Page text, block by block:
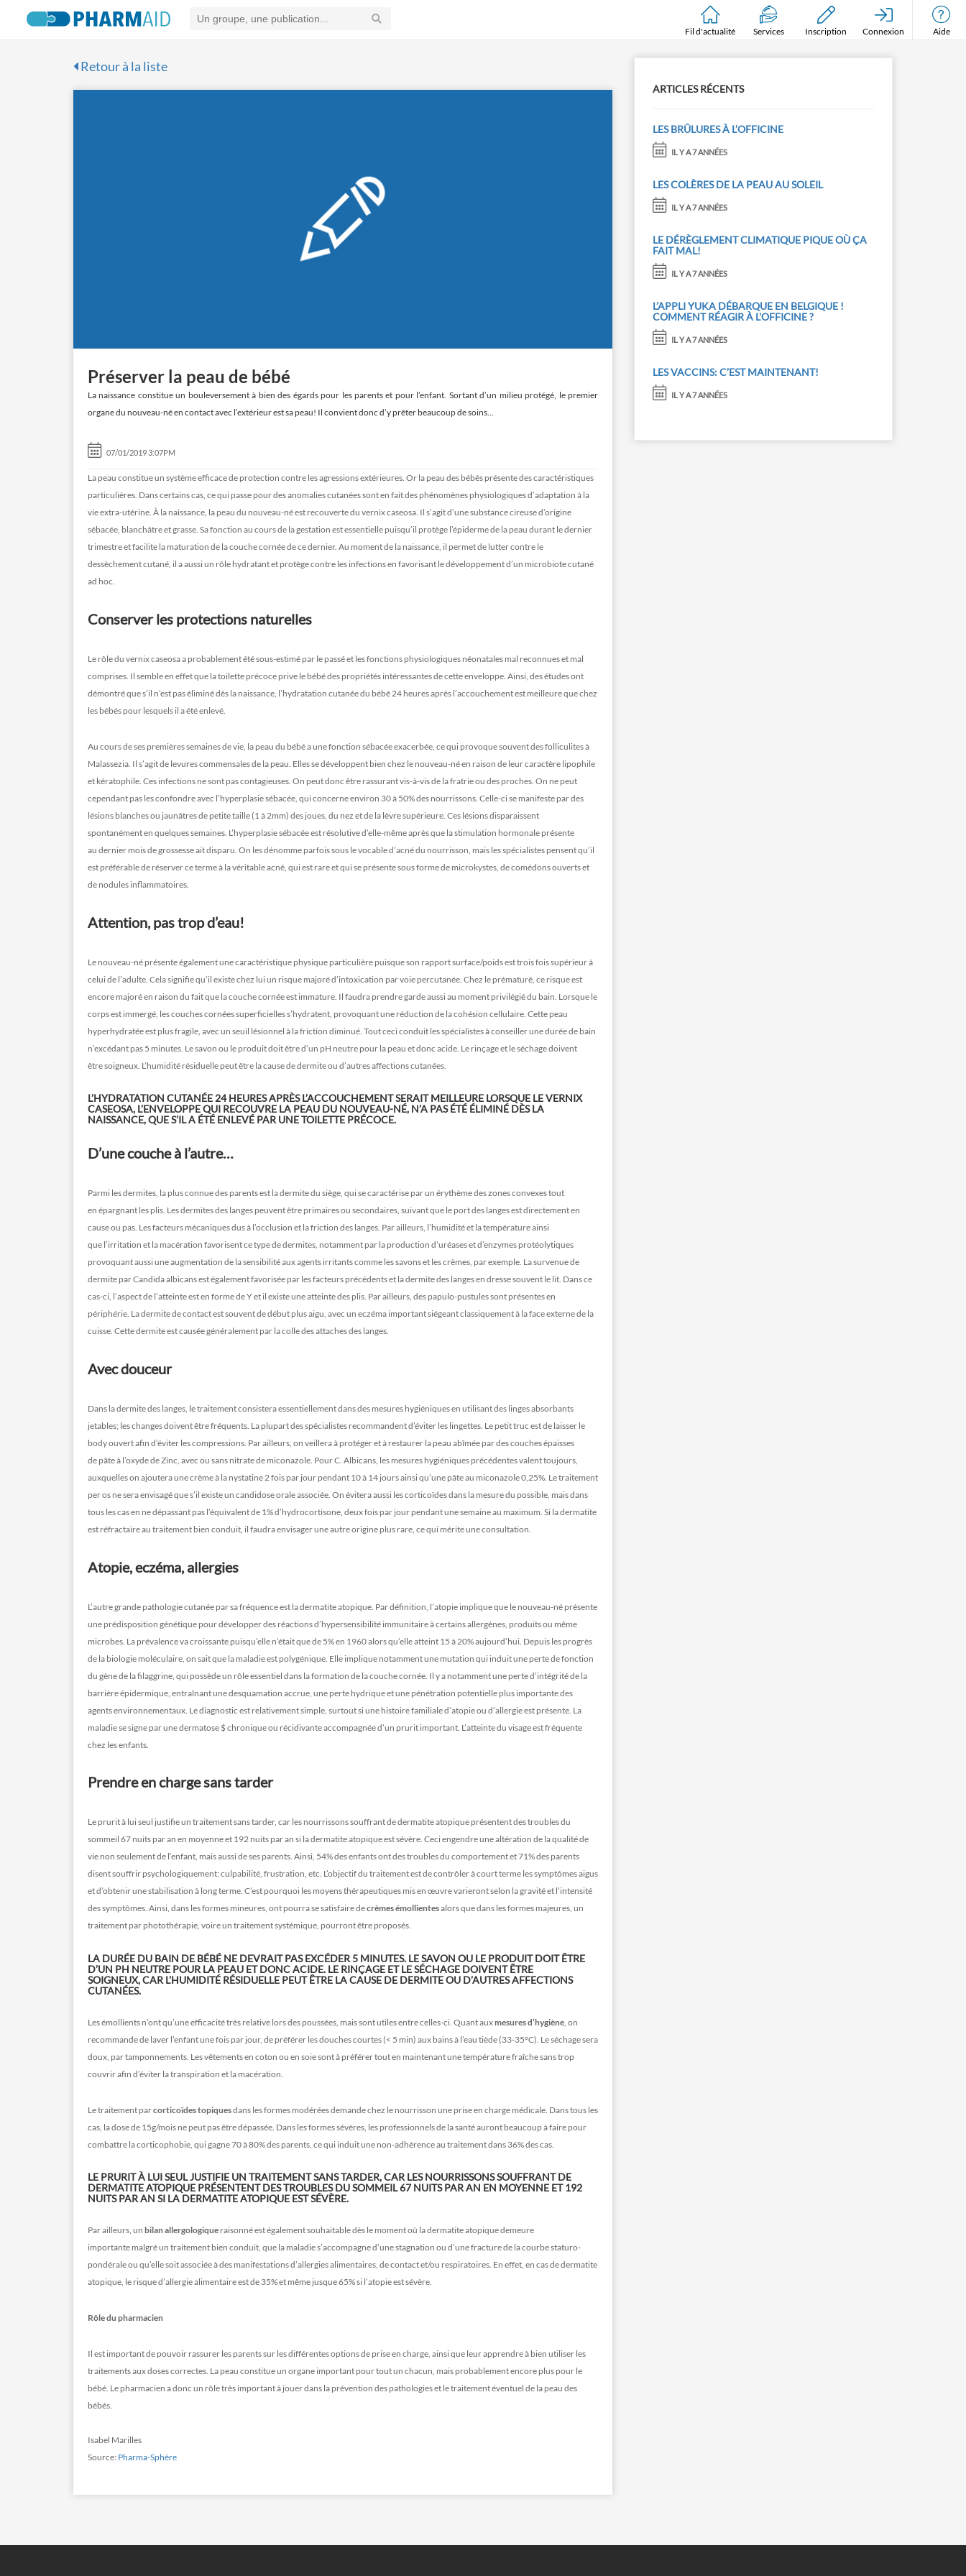
Fil d'actualité Services Inscription Connexion Aide
Retour à la liste
Préserver la peau de bébé
La naissance constitue un bouleversement à bien des égards pour les parents et pour l’enfant. Sortant d’un milieu protégé, le premier
organe du nouveau-né en contact avec l’extérieur est sa peau! Il convient donc d’y prêter beaucoup de soins…
07/01/2019 3:07PM
La peau constitue un système efficace de protection contre les agressions extérieures. Or la peau des bébés présente des caractéristiques
particulières. Dans certains cas, ce qui passe pour des anomalies cutanées sont en fait des phénomènes physiologiques d’adaptation à la
vie extra-utérine. À la naissance, la peau du nouveau-né est recouverte du vernix caseosa. Il s’agit d’une substance cireuse d’origine
sébacée, blanchâtre et grasse. Sa fonction au cours de la gestation est essentielle puisqu’il protège l’épiderme de la peau durant le dernier
trimestre et facilite la maturation de la couche cornée de ce dernier. Au moment de la naissance, il permet de lutter contre le
dessèchement cutané, il a aussi un rôle hydratant et protège contre les infections en favorisant le développement d’un microbiote cutané
ad hoc.
Conserver les protections naturelles
Le rôle du vernix caseosa a probablement été sous-estimé par le passé et les fonctions physiologiques néonatales mal reconnues et mal
comprises. Il semble en effet que la toilette précoce prive le bébé des propriétés intéressantes de cette enveloppe. Ainsi, des études ont
démontré que s’il n’est pas éliminé dès la naissance, l’hydratation cutanée du bébé 24 heures après l’accouchement est meilleure que chez
les bébés pour lesquels il a été enlevé.
Au cours de ses premières semaines de vie, la peau du bébé a une fonction sébacée exacerbée, ce qui provoque souvent des folliculites à
Malassezia. Il s’agit de levures commensales de la peau. Elles se développent bien chez le nouveau-né en raison de leur caractère lipophile
et kératophile. Ces infections ne sont pas contagieuses. On peut donc être rassurant vis-à-vis de la fratrie ou des proches. On ne peut
cependant pas les confondre avec l’hyperplasie sébacée, qui concerne environ 30 à 50% des nourrissons. Celle-ci se manifeste par des
lésions blanches ou jaunâtres de petite taille (1 à 2mm) des joues, du nez et de la lèvre supérieure. Ces lésions disparaissent
spontanément en quelques semaines. L’hyperplasie sébacée est résolutive d’elle-même après que la stimulation hormonale présente
au dernier mois de grossesse ait disparu. On les dénomme parfois sous le vocable d’acné du nourrisson, mais les spécialistes pensent qu’il
est préférable de réserver ce terme à la véritable acné, qui est rare et qui se présente sous forme de microkystes, de comédons ouverts et
de nodules inflammatoires.
Attention, pas trop d’eau!
Le nouveau-né présente également une caractéristique physique particulière puisque son rapport surface/poids est trois fois supérieur à
celui de l’adulte. Cela signifie qu’il existe chez lui un risque majoré d’intoxication par voie percutanée. Chez le prématuré, ce risque est
encore majoré en raison du fait que la couche cornée est immature. Il faudra prendre garde aussi au moment privilégié du bain. Lorsque le
corps est immergé, les couches cornées superficielles s’hydratent, provoquant une réduction de la cohésion cellulaire. Cette peau
hyperhydratée est plus fragile, avec un seuil lésionnel à la friction diminué. Tout ceci conduit les spécialistes à conseiller une durée de bain
n’excédant pas 5 minutes. Le savon ou le produit doit être d’un pH neutre pour la peau et donc acide. Le rinçage et le séchage doivent
être soigneux. L’humidité résiduelle peut être la cause de dermite ou d’autres affections cutanées.
L’HYDRATATION CUTANÉE 24 HEURES APRÈS L’ACCOUCHEMENT SERAIT MEILLEURE LORSQUE LE VERNIX
CASEOSA, L’ENVELOPPE QUI RECOUVRE LA PEAU DU NOUVEAU-NÉ, N’A PAS ÉTÉ ÉLIMINÉ DÈS LA
NAISSANCE, QUE S’IL A ÉTÉ ENLEVÉ PAR UNE TOILETTE PRÉCOCE.
D’une couche à l’autre…
Parmi les dermites, la plus connue des parents est la dermite du siège, qui se caractérise par un érythème des zones convexes tout
en épargnant les plis. Les dermites des langes peuvent être primaires ou secondaires, suivant que le port des langes est directement en
cause ou pas. Les facteurs mécaniques dus à l’occlusion et la friction des langes. Par ailleurs, l’humidité et la température ainsi
que l’irritation et la macération favorisent ce type de dermites, notamment par la production d’uréases et d’enzymes protéolytiques
provoquant aussi une augmentation de la sensibilité aux agents irritants comme les savons et les crèmes, par exemple. La survenue de
dermite par Candida albicans est également favorisée par les facteurs précédents et la dermite des langes en dresse souvent le lit. Dans ce
cas-ci, l’aspect de l’atteinte est en forme de Y et il existe une atteinte des plis. Par ailleurs, des papulo-pustules sont présentes en
périphérie. La dermite de contact est souvent de début plus aigu, avec un eczéma important siégeant classiquement à la face externe de la
cuisse. Cette dermite est causée généralement par la colle des attaches des langes.
Avec douceur
Dans la dermite des langes, le traitement consistera essentiellement dans des mesures hygiéniques en utilisant des linges absorbants
jetables; les changes doivent être fréquents. La plupart des spécialistes recommandent d’éviter les lingettes. Le petit truc est de laisser le
body ouvert afin d’éviter les compressions. Par ailleurs, on veillera à protéger et à restaurer la peau abîmée par des couches épaisses
de pâte à l’oxyde de Zinc, avec ou sans nitrate de miconazole. Pour C. Albicans, les mesures hygiéniques précédentes valent toujours,
auxquelles on ajoutera une crème à la nystatine 2 fois par jour pendant 10 à 14 jours ainsi qu’une pâte au miconazole 0,25%. Le traitement
per os ne sera envisagé que s’il existe un candidose orale associée. On évitera aussi les corticoïdes dans la mesure du possible, mais dans
tous les cas en ne dépassant pas l’équivalent de 1% d’hydrocortisone, deux fois par jour pendant une semaine au maximum. Si la dermatite
est réfractaire au traitement bien conduit, il faudra envisager une autre origine plus rare, ce qui mérite une consultation.
Atopie, eczéma, allergies
L’autre grande pathologie cutanée par sa fréquence est la dermatite atopique. Par définition, l’atopie implique que le nouveau-né présente
une prédisposition génétique pour développer des réactions d’hypersensibilité immunitaire à certains allergènes, produits ou même
microbes. La prévalence va croissante puisqu’elle n’était que de 5% en 1960 alors qu’elle atteint 15 à 20% aujourd’hui. Depuis les progrès
de la biologie moléculaire, on sait que la maladie est polygénique. Elle implique notamment une mutation qui induit une perte de fonction
du gène de la filaggrine, qui possède un rôle essentiel dans la formation de la couche cornée. Il y a notamment une perte d’intégrité de la
barrière épidermique, entraînant une desquamation accrue, une perte hydrique et une pénétration potentielle plus importante des
agents environnementaux. Le diagnostic est relativement simple, surtout si une histoire familiale d’atopie ou d’allergie est présente. La
maladie se signe par une dermatose $ chronique ou récidivante accompagnée d’un prurit important. L’atteinte du visage est fréquente
chez les enfants.
Prendre en charge sans tarder
Le prurit à lui seul justifie un traitement sans tarder, car les nourrissons souffrant de dermatite atopique présentent des troubles du
sommeil 67 nuits par an en moyenne et 192 nuits par an si la dermatite atopique est sévère. Ceci engendre une altération de la qualité de
vie non seulement de l’enfant, mais aussi de ses parents. Ainsi, 54% des enfants ont des troubles du comportement et 71% des parents
disent souffrir psychologiquement: culpabilité, frustration, etc. L’objectif du traitement est de contrôler à court terme les symptômes aigus
et d’obtenir une stabilisation à long terme. C’est pourquoi les moyens thérapeutiques mis en œuvre varieront selon la gravité et l’intensité
des symptômes. Ainsi, dans les formes mineures, ont pourra se satisfaire decrèmes émollientesalors que dans les formes majeures, un
traitement par photothérapie, voire un traitement systémique, pourront être proposés.
LA DURÉE DU BAIN DE BÉBÉ NE DEVRAIT PAS EXCÉDER 5 MINUTES. LE SAVON OU LE PRODUIT DOIT ÊTRE
D’UN PH NEUTRE POUR LA PEAU ET DONC ACIDE. LE RINÇAGE ET LE SÉCHAGE DOIVENT ÊTRE
SOIGNEUX, CAR L’HUMIDITÉ RÉSIDUELLE PEUT ÊTRE LA CAUSE DE DERMITE OU D’AUTRES AFFECTIONS
CUTANÉES.
Les émollients n’ont qu’une efficacité très relative lors des poussées, mais sont utiles entre celles-ci. Quant auxmesures d’hygiène , on
recommande de laver l’enfant une fois par jour, de préférer les douches courtes (< 5 min) aux bains à l’eau tiède (33-35°C). Le séchage sera
doux, par tamponnements. Les vêtements en coton ou en soie sont à préférer tout en maintenant une température fraîche sans trop
couvrir afin d’éviter la transpiration et la macération.
Le traitement parcorticoïdes topiquesdans les formes modérées demande chez le nourrisson une prise en charge médicale. Dans tous les
cas, la dose de 15g/mois ne peut pas être dépassée. Dans les formes sévères, les professionnels de la santé auront beaucoup à faire pour
combattre la corticophobie, qui gagne 70 à 80% des parents, ce qui induit une non-adhérence au traitement dans 36% des cas.
LE PRURIT À LUI SEUL JUSTIFIE UN TRAITEMENT SANS TARDER, CAR LES NOURRISSONS SOUFFRANT DE
DERMATITE ATOPIQUE PRÉSENTENT DES TROUBLES DU SOMMEIL 67 NUITS PAR AN EN MOYENNE ET 192
NUITS PAR AN SI LA DERMATITE ATOPIQUE EST SÉVÈRE.
Par ailleurs, un bilan allergologique raisonné est également souhaitable dès le moment où la dermatite atopique demeure
importante malgré un traitement bien conduit, que la maladie s’accompagne d’une stagnation ou d’une fracture de la courbe staturo-
pondérale ou qu’elle soit associée à des manifestations d’allergies alimentaires, de contact et/ou respiratoires. En effet, en cas de dermatite
atopique, le risque d’allergie alimentaire est de 35% et même jusque 65% si l’atopie est sévère.
Rôle du pharmacien
Il est important de pouvoir rassurer les parents sur les différentes options de prise en charge, ainsi que leur apprendre à bien utiliser les
traitements aux doses correctes. La peau constitue un organe important pour tout un chacun, mais probablement encore plus pour le
bébé. Le pharmacien a donc un rôle très important à jouer dans la prévention des pathologies et le traitement éventuel de la peau des
bébés.
Isabel Marilles
Source: Pharma-Sphère
ARTICLES RÉCENTS
LES BRÛLURES À L’OFFICINE
IL Y A 7 ANNÉES
LES COLÈRES DE LA PEAU AU SOLEIL
IL Y A 7 ANNÉES
LE DÉRÈGLEMENT CLIMATIQUE PIQUE OÙ ÇA
FAIT MAL!
IL Y A 7 ANNÉES
L’APPLI YUKA DÉBARQUE EN BELGIQUE !
COMMENT RÉAGIR À L'OFFICINE ?
IL Y A 7 ANNÉES
LES VACCINS: C’EST MAINTENANT!
IL Y A 7 ANNÉES